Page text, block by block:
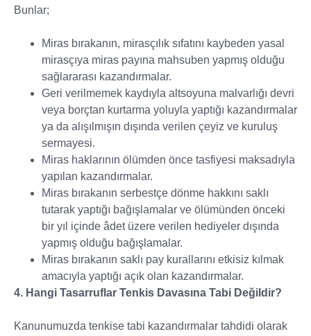
Bunlar;
Miras bırakanın, mirasçılık sıfatını kaybeden yasal
mirasçıya miras payına mahsuben yapmış olduğu
sağlararası kazandırmalar.
Geri verilmemek kaydıyla altsoyuna malvarlığı devri
veya borçtan kurtarma yoluyla yaptığı kazandırmalar
ya da alışılmışın dışında verilen çeyiz ve kuruluş
sermayesi.
Miras haklarının ölümden önce tasfiyesi maksadıyla
yapılan kazandırmalar.
Miras bırakanın serbestçe dönme hakkını saklı
tutarak yaptığı bağışlamalar ve ölümünden önceki
bir yıl içinde âdet üzere verilen hediyeler dışında
yapmış olduğu bağışlamalar.
Miras bırakanın saklı pay kurallarını etkisiz kılmak
amacıyla yaptığı açık olan kazandırmalar.
4. Hangi Tasarruflar Tenkis Davasına Tabi Değildir?
Kanunumuzda tenkise tabi kazandırmalar tahdidi olarak